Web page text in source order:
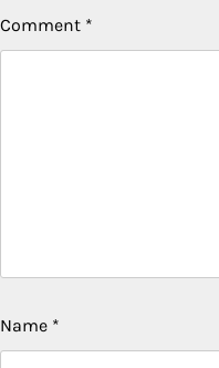
Comment *
Name *